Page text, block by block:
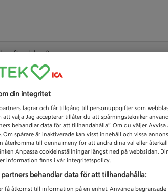
efter idag?
din integritet
lagrar och får tillgång till personuppgifter som
att välja Jag accepterar tillåter du att spårningstekniker
behandlar data för att tillhandahålla”. Om du väljer
Om spårare är inaktiverade kan visst innehåll och vissa
återkomma till denna meny för att ändra dina val eller
Anpassa cookieinställningar längst ned på webbsidan.
information finns i vår integritetspolicy.
partners behandlar data för att tillhandahålla:
få åtkomst till information på en enhet. Använda begränsade